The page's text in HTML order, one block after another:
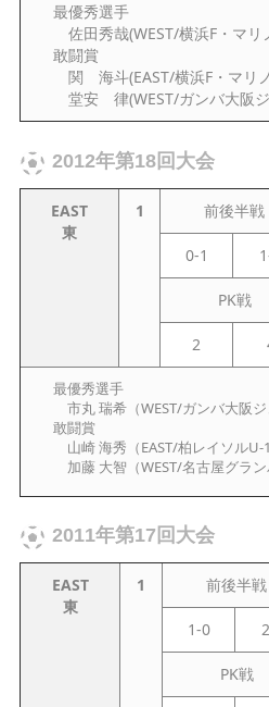
最優秀選手
佐田秀哉(WEST/横浜F・マリ
敢闘賞
関 海斗(EAST/横浜F・マリ
堂安 律(WEST/ガンバ大阪
2012年第18回大会
EAST
東
1 前後半戦
0-1
PK戦
2
最優秀選手
市丸 瑞希（WEST/ガンバ大阪
敢闘賞
山崎 海秀（EAST/柏レイソルU-
加藤 大智（WEST/名古屋グラン
2011年第17回大会
EAST
東
1 前後半戦
1-0
PK戦